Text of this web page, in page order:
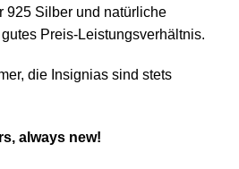
925 Silber und natürliche
Preis-Leistungsverhältnis.
die Insignias sind stets
always new!